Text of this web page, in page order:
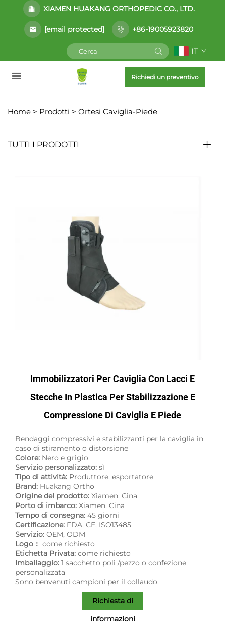
XIAMEN HUAKANG ORTHOPEDIC CO., LTD.
[email protected] +86-19005923820
IT
Richiedi un preventivo
Home > Prodotti > Ortesi Caviglia-Piede
TUTTI I PRODOTTI
Immobilizzatori Per Caviglia Con Lacci E
Stecche In Plastica Per Stabilizzazione E
Compressione Di Caviglia E Piede
Bendaggi compressivi e stabilizzanti per la caviglia in
caso di stiramento o distorsione
Colore: Nero e grigio
Servizio personalizzato: sì
Tipo di attività: Produttore, esportatore
Brand: Huakang Ortho
Origine del prodotto: Xiamen, Cina
Porto di imbarco: Xiamen, Cina
Tempo di consegna: 45 giorni
Certificazione: FDA, CE, ISO13485
Servizio: OEM, ODM
Logo： come richiesto
Etichetta Privata: come richiesto
Imballaggio: 1 sacchetto poli /pezzo o confezione
personalizzata
Sono benvenuti campioni per il collaudo.
Richiesta di
informazioni